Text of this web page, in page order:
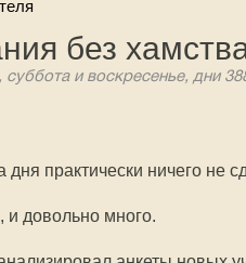
без
суббота и воскресенье, дни
практически ничего не
и довольно много.